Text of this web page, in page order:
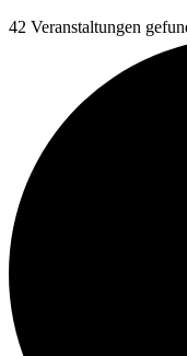
42 Veranstaltungen